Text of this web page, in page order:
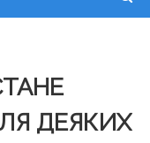
ДЕЯКИХ